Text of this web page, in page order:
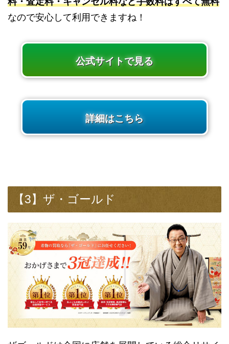
なので安心して利用できますね！
公式サイトで見る
詳細はこちら
【3】ザ・ゴールド